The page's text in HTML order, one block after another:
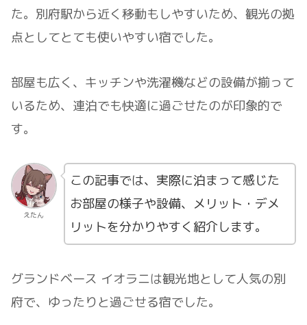
た。別府駅から近く移動もしやすいため、観光の拠
点としてとても使いやすい宿でした。
部屋も広く、キッチンや洗濯機などの設備が揃って
いるため、連泊でも快適に過ごせたのが印象的で
す。
えたん
この記事では、実際に泊まって感じた
お部屋の様子や設備、メリット・デメ
リットを分かりやすく紹介します。
グランドベース イオラニは観光地として人気の別
府で、ゆったりと過ごせる宿でした。